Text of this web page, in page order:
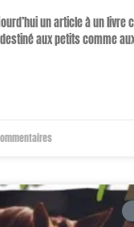
un article à un livre
aux petits comme